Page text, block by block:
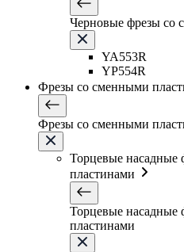
Черновые фрезы со
YA553R
YP554R
Фрезы со сменными
Фрезы со сменными
Торцевые насадные
пластинами
Торцевые насадные
пластинами